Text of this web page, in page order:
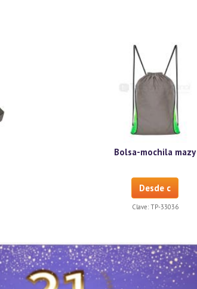
Bolsa-mochila mazy
Desde c
Clave: TP-33036